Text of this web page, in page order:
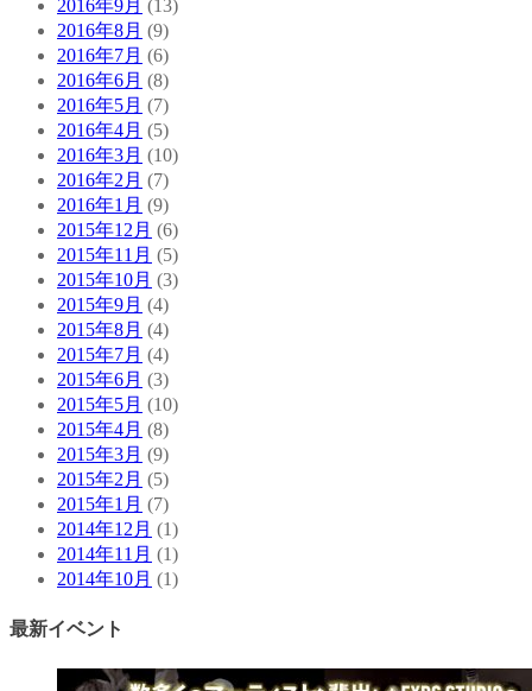
2016年9月 (13)
2016年8月 (9)
2016年7月 (6)
2016年6月 (8)
2016年5月 (7)
2016年4月 (5)
2016年3月 (10)
2016年2月 (7)
2016年1月 (9)
2015年12月 (6)
2015年11月 (5)
2015年10月 (3)
2015年9月 (4)
2015年8月 (4)
2015年7月 (4)
2015年6月 (3)
2015年5月 (10)
2015年4月 (8)
2015年3月 (9)
2015年2月 (5)
2015年1月 (7)
2014年12月 (1)
2014年11月 (1)
2014年10月 (1)
最新イベント